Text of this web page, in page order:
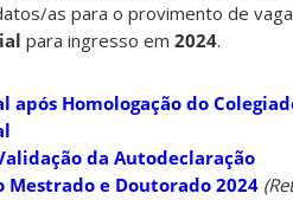
as para o provimento de
para ingresso em 2024.
após Homologação do
da Autodeclaração
Mestrado e Doutorado 2024